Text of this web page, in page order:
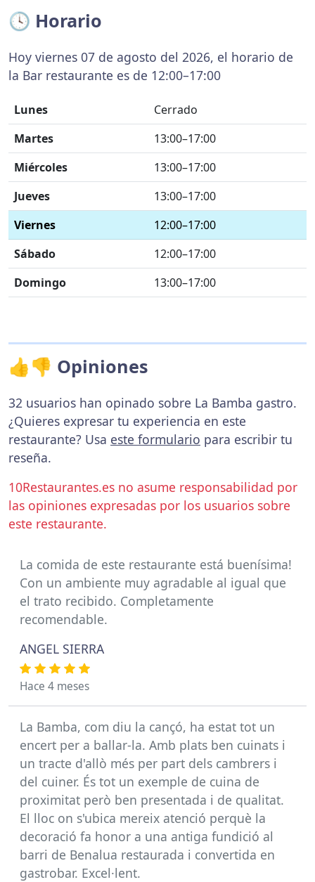
🕓 Horario
Hoy viernes 07 de agosto del 2026, el horario de
la Bar restaurante es de 12:00–17:00
Lunes
Cerrado
Martes
13:00–17:00
Miércoles
13:00–17:00
Jueves
13:00–17:00
Viernes
12:00–17:00
Sábado
12:00–17:00
Domingo
13:00–17:00
👍👎 Opiniones
32 usuarios han opinado sobre La Bamba gastro.
¿Quieres expresar tu experiencia en este
restaurante? Usa este formulario para escribir tu
reseña.
10Restaurantes.es no asume responsabilidad por
las opiniones expresadas por los usuarios sobre
este restaurante.
La comida de este restaurante está buenísima!
Con un ambiente muy agradable al igual que
el trato recibido. Completamente
recomendable.
ANGEL SIERRA
Hace 4 meses
La Bamba, com diu la cançó, ha estat tot un
encert per a ballar-la. Amb plats ben cuinats i
un tracte d'allò més per part dels cambrers i
del cuiner. És tot un exemple de cuina de
proximitat però ben presentada i de qualitat.
El lloc on s'ubica mereix atenció perquè la
decoració fa honor a una antiga fundició al
barri de Benalua restaurada i convertida en
gastrobar. Excel·lent.